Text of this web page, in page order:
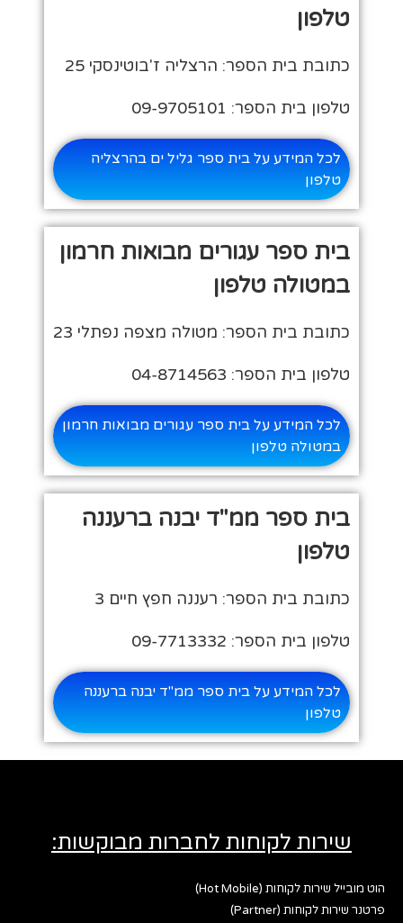
טלפון
כתובת בית הספר: הרצליה ז'בוטינסקי 25
טלפון בית הספר: 09-9705101
לכל המידע על בית ספר גליל ים בהרצליה
טלפון
בית ספר עגורים מבואות חרמון
במטולה טלפון
כתובת בית הספר: מטולה מצפה נפתלי 23
טלפון בית הספר: 04-8714563
לכל המידע על בית ספר עגורים מבואות חרמון
במטולה טלפון
בית ספר ממ"ד יבנה ברעננה
טלפון
כתובת בית הספר: רעננה חפץ חיים 3
טלפון בית הספר: 09-7713332
לכל המידע על בית ספר ממ"ד יבנה ברעננה
טלפון
שירות לקוחות לחברות מבוקשות:
הוט מובייל שירות לקוחות (Hot Mobile)
פרטנר שירות לקוחות (Partner)